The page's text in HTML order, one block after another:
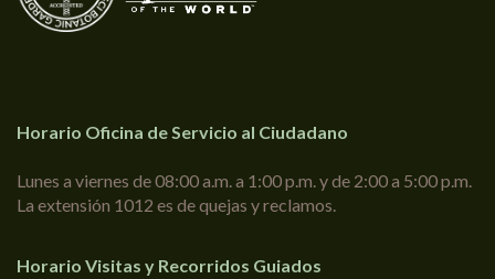
Horario Oficina de Servicio al Ciudadano
Lunes a viernes de 08:00 a.m. a 1:00 p.m. y de 2:00 a 5:00 p.m.
La extensión 1012 es de quejas y reclamos.
Horario Visitas y Recorridos Guiados